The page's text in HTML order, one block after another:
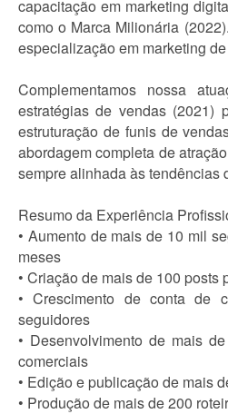
capacitação em marketing
como o Marca Milionária
especialização em marketing
Complementamos nossa
estratégias de vendas (2021)
estruturação de funis de
abordagem completa de
sempre alinhada às tendências
Resumo da Experiência
• Aumento de mais de 10 mil
meses
• Criação de mais de 100 posts
• Crescimento de conta de
seguidores
• Desenvolvimento de mais
comerciais
• Edição e publicação de mais
• Produção de mais de 200